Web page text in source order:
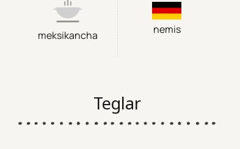
meksikancha nemis
Teglar